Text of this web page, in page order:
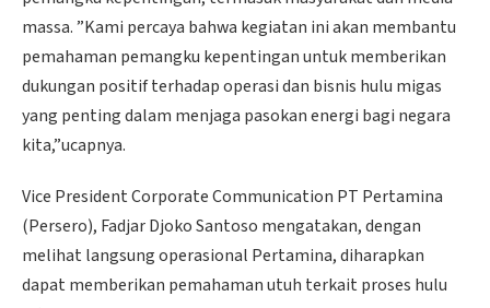
massa. ”Kami percaya bahwa kegiatan ini akan membantu
pemahaman pemangku kepentingan untuk memberikan
dukungan positif terhadap operasi dan bisnis hulu migas
yang penting dalam menjaga pasokan energi bagi negara
kita,”ucapnya.
Vice President Corporate Communication PT Pertamina
(Persero), Fadjar Djoko Santoso mengatakan, dengan
melihat langsung operasional Pertamina, diharapkan
dapat memberikan pemahaman utuh terkait proses hulu